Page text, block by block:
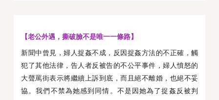
【老公外遇，撕破臉不是唯一一條路】
新聞中曾見，婦人捉姦不成，反因捉姦方法的不正確，觸
犯了其他法律，告人者反被告的不公平事件，婦人憤怒的
大聲罵街表示將繼續上訴到底，而且絕不離婚，也絕不妥
協。我們不禁為她感到同情。不是因她為了捉姦反被判